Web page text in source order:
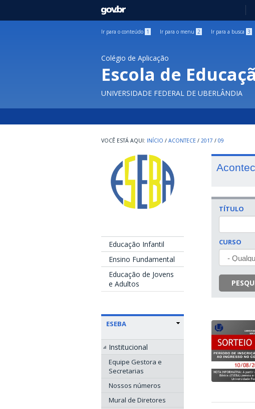
GOVBR
Ir para o conteúdo 1 Ir para o menu 2 Ir para a busca 3
Colégio de Aplicação
Escola de
UNIVERSIDADE FEDERAL DE UBERLÂNDIA
INÍCIO / ACONTECE / 2017 / 09
Educação Infantil
Ensino Fundamental
Educação de Jovens
e Adultos
ESEBA
Institucional
Equipe Gestora e
Secretarias
Nossos números
Mural de Diretores
TÍTULO
CURSO